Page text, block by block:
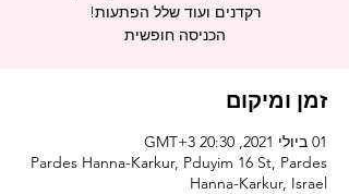
הכניסה חופשית
זמן ומיקום
01 ביולי 2021, 20:30 GMT‎+3‎
Pardes Hanna-Karkur, Pduyim 16 St, Pardes
Hanna-Karkur, Israel